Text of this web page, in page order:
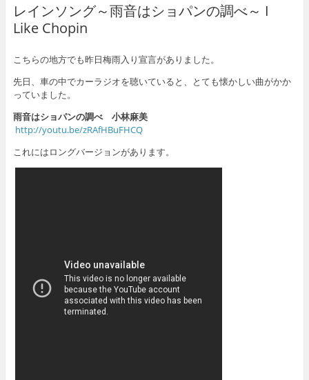
レインソング～雨音はショパンの調べ～ I
Like Chopin
こちらの地方でも昨日梅雨入り宣言がありました。
先日、車の中でカーラジオを聴いていると、とても懐かしい曲がかか
っていました。
雨音はショパンの調べ 小林麻美
http://youtu.be/zRAfHBuFHCQ
これにはロングバージョンがあります。